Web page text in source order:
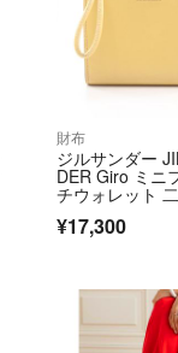
財布
ジルサンダー
DER Giro ミニ
チウォレット
財布 財布 レザ
ィース イエロー
¥17,300